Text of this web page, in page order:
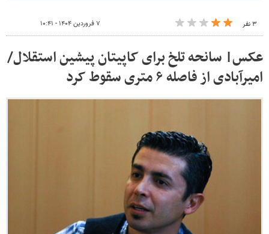
۳ نفر ۷ فروردین ۱۴۰۴ - ۱۰:۴۱
عکس| سانحه تلخ برای کاپیتان پیشین استقلال/
امیرآبادی از فاصله ۶ متری سقوط کرد